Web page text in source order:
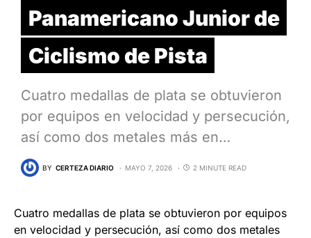
Panamericano Junior de
Ciclismo de Pista
Cuatro medallas de plata se obtuvieron
por equipos en velocidad y persecución,
así como dos metales más en…
BY CERTEZA DIARIO MAYO 7, 2026 2 MINUTE READ
Cuatro medallas de plata se obtuvieron por equipos
en velocidad y persecución, así como dos metales